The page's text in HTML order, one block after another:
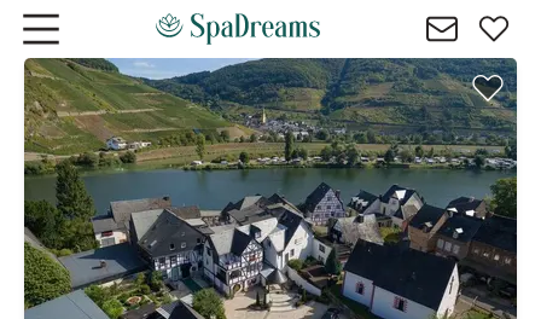
Naar hoofdinhoud gaan